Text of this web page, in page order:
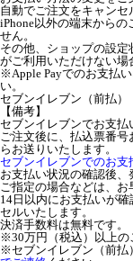
自動でご注文をキャンセ
iPhone以外の端末からの
せん。
その他、ショップの設
がご利用いただけない場
※Apple Payでのお支払
い。
セブンイレブン（前払）
【備考】
セブンイレブンでお支払
ご注文後に、払込票番
らお送りいたします。
セブンイレブンでのお支
お支払い状況の確認後
ご指定の場合などは、お
14日以内にお支払いが
セルいたします。
決済手数料は無料です。
※30万円（税込）以上の
※セブンイレブン（前払